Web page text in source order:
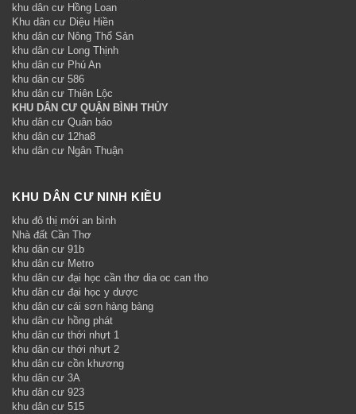
khu dân cư Hồng Loan
Khu dân cư Diệu Hiền
khu dân cư Nông Thổ Sản
khu dân cư Long Thịnh
khu dân cư Phú An
khu dân cư 586
khu dân cư Thiên Lộc
KHU DÂN CƯ QUẬN BÌNH THỦY
khu dân cư Quân báo
khu dân cư 12ha8
khu dân cư Ngân Thuận
KHU DÂN CƯ NINH KIỀU
khu đô thị mới an bình
Nhà đất Cần Thơ
khu dân cư 91b
khu dân cư Metro
khu dân cư đại học cần thơ dia oc can tho
khu dân cư đại học y dược
khu dân cư cái sơn hàng bàng
khu dân cư hồng phát
khu dân cư thới nhựt 1
khu dân cư thới nhựt 2
khu dân cư cồn khương
khu dân cư 3A
khu dân cư 923
khu dân cư 515